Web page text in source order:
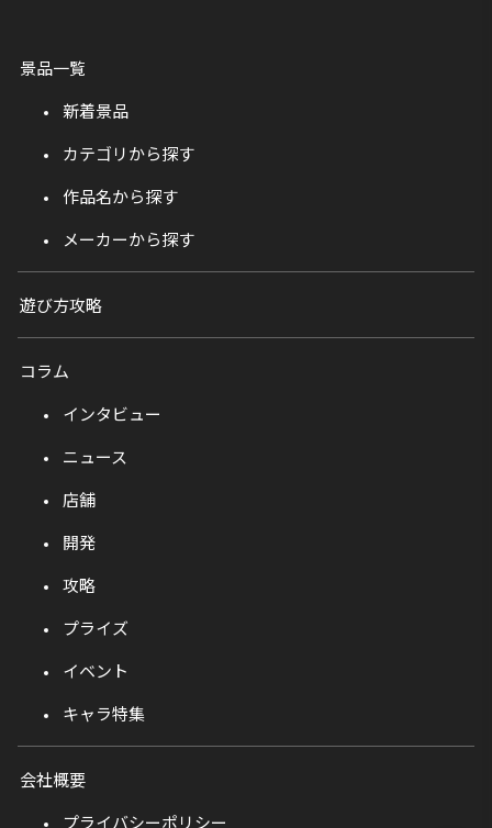
景品一覧
新着景品
カテゴリから探す
作品名から探す
メーカーから探す
遊び方攻略
コラム
インタビュー
ニュース
店舗
開発
攻略
プライズ
イベント
キャラ特集
会社概要
プライバシーポリシー